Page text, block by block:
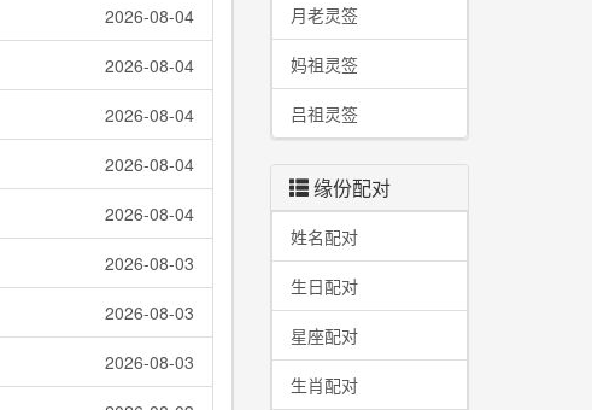
2026-08-04
2026-08-04
2026-08-04
2026-08-04
2026-08-04
2026-08-03
2026-08-03
2026-08-03
月老灵签
妈祖灵签
吕祖灵签
缘份配对
姓名配对
生日配对
星座配对
生肖配对